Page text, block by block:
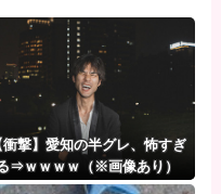
衝撃】愛知の半グレ、怖すぎ
⇒ｗｗｗｗ（※画像あり）